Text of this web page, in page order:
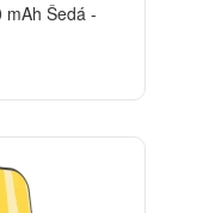
mAh Šedá -